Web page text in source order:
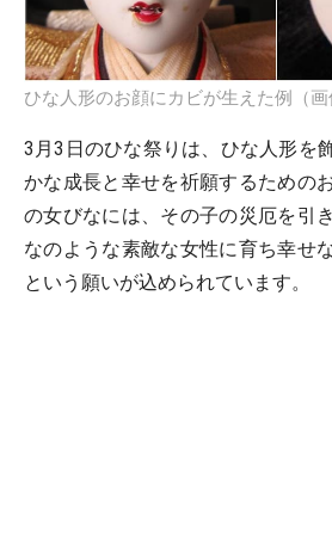
ひな人形のお顔にカビが生えた例（画
3月3日のひな祭りは、ひな人形を
かな成長と幸せを祈願するための
の女びなには、その子の災厄を引
なのような素敵な女性に育ち幸せ
という願いが込められています。